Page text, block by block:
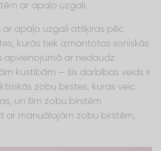
ar apaļo uzgali.
ar apaļo uzgali atšķiras pēc
kurās tiek izmantotas soniskās
apvienojumā ar nedaudz
kustībām – šis darbības veids ir
zobu birstes, kuras veic
un šīm zobu birstēm
ar manuālajām zobu birstēm,